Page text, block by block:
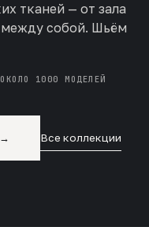
тканей — от зала
собой. Шьём
1000 МОДЕЛЕЙ
→ Все коллекции